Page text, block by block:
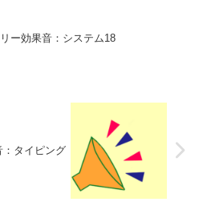
ー効果音：システム18
：タイピング